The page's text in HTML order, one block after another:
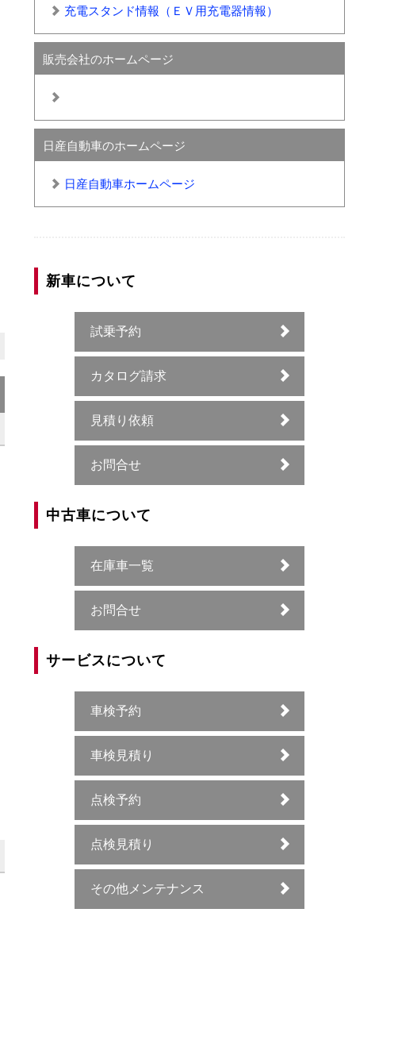
充電スタンド情報（ＥＶ用充電器情報）
販売会社のホームページ
日産自動車のホームページ
日産自動車ホームページ
新車について
試乗予約
カタログ請求
見積り依頼
お問合せ
中古車について
在庫車一覧
お問合せ
サービスについて
車検予約
車検見積り
点検予約
点検見積り
その他メンテナンス